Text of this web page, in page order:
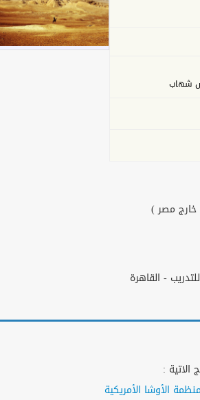
خارج مصر )
- القاهرة
الاتية :
الأوشا الأمريكية